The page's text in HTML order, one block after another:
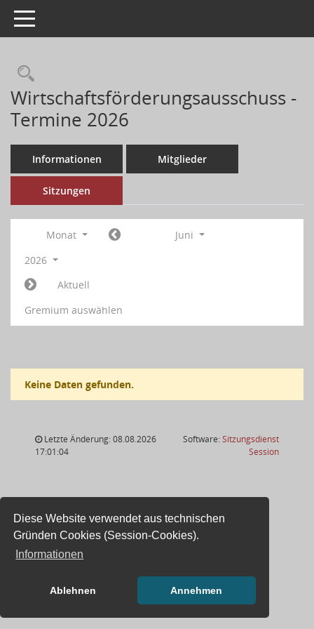
Diese Website verwendet aus technischen
Gründen Cookies (Session-Cookies).
Informationen
Ablehnen Annehmen
Toggle navigation
Wirtschaftsförderungsausschuss -
Termine 2026
Informationen Mitglieder
Sitzungen
Monat
Juni
2026
Aktuell
Gremium auswählen
Keine Daten gefunden.
Letzte Änderung: 08.08.2026
17:01:04
Software:Sitzungsdienst
Session(Wird in